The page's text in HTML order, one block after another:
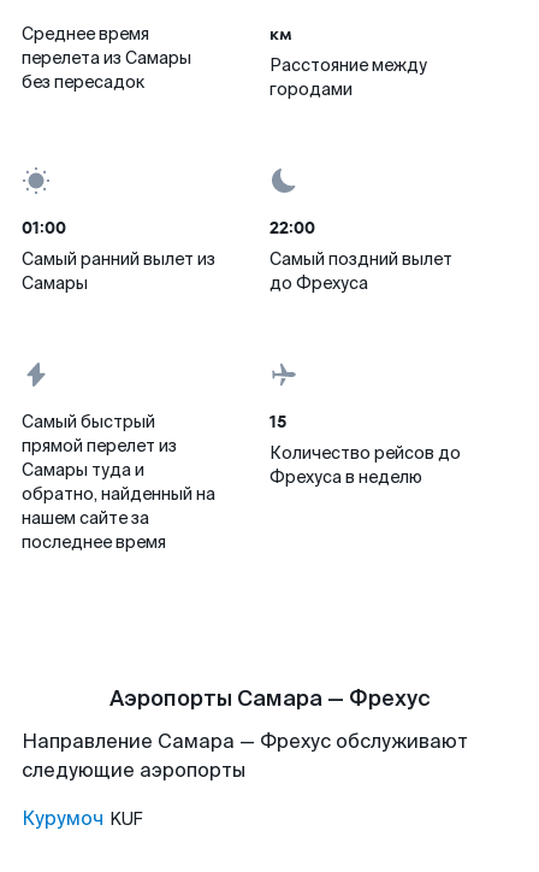
Среднее время
перелета из Самары
без пересадок
км
Расстояние между
городами
01:00
Самый ранний вылет из
Самары
22:00
Самый поздний вылет
до Фрехуса
Самый быстрый
прямой перелет из
Самары туда и
обратно, найденный на
нашем сайте за
последнее время
15
Количество рейсов до
Фрехуса в неделю
Аэропорты Самара — Фрехус
Направление Самара — Фрехус обслуживают
следующие аэропорты
Курумоч KUF